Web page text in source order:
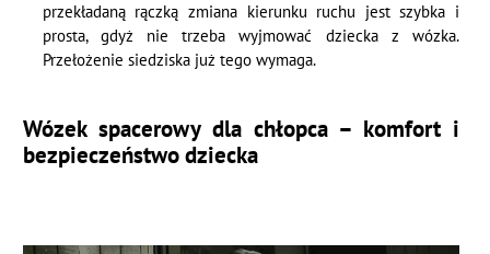
przekładaną rączką zmiana kierunku ruchu jest szybka i
prosta, gdyż nie trzeba wyjmować dziecka z wózka.
Przełożenie siedziska już tego wymaga.
Wózek spacerowy dla chłopca – komfort i
bezpieczeństwo dziecka